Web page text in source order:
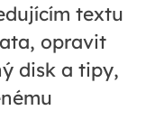
textu
opravit
disk a tipy,